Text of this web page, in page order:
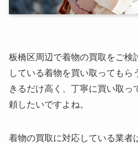
板橋区周辺で着物の買取をご検
している着物を買い取ってもら
きるだけ高く、丁寧に買い取っ
頼したいですよね。
着物の買取に対応している業者